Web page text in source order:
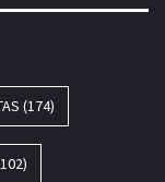
(174)